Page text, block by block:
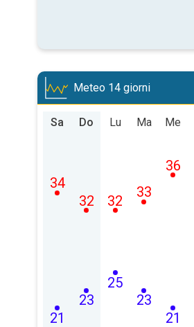
Meteo 14 giorni
Sa
21
34
Do
23
32
Lu
25
32
Ma
23
33
Me
21
36